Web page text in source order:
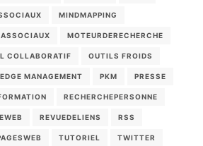
MINDMAPPING
MOTEURDERECHERCHE
COLLABORATIF OUTILS FROIDS
MANAGEMENT PKM PRESSE
RECHERCHEPERSONNE
REVUEDELIENS RSS
TUTORIEL TWITTER